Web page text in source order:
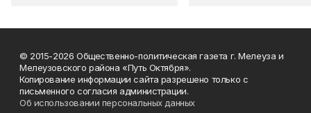
© 2015-2026 Общественно-политическая газета г. Мелеуза и
Мелеузовского района «Путь Октября».
Копирование информации сайта разрешено только с
письменного согласия администрации.
Об использовании персональных данных